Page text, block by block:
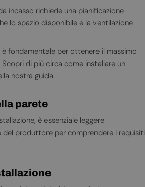
incasso richiede una pianificazione
lo spazio disponibile e la ventilazione
è fondamentale per ottenere il massimo
di più circa come installare un
nostra guida.
parete
è essenziale leggere
del produttore per comprendere i requisiti